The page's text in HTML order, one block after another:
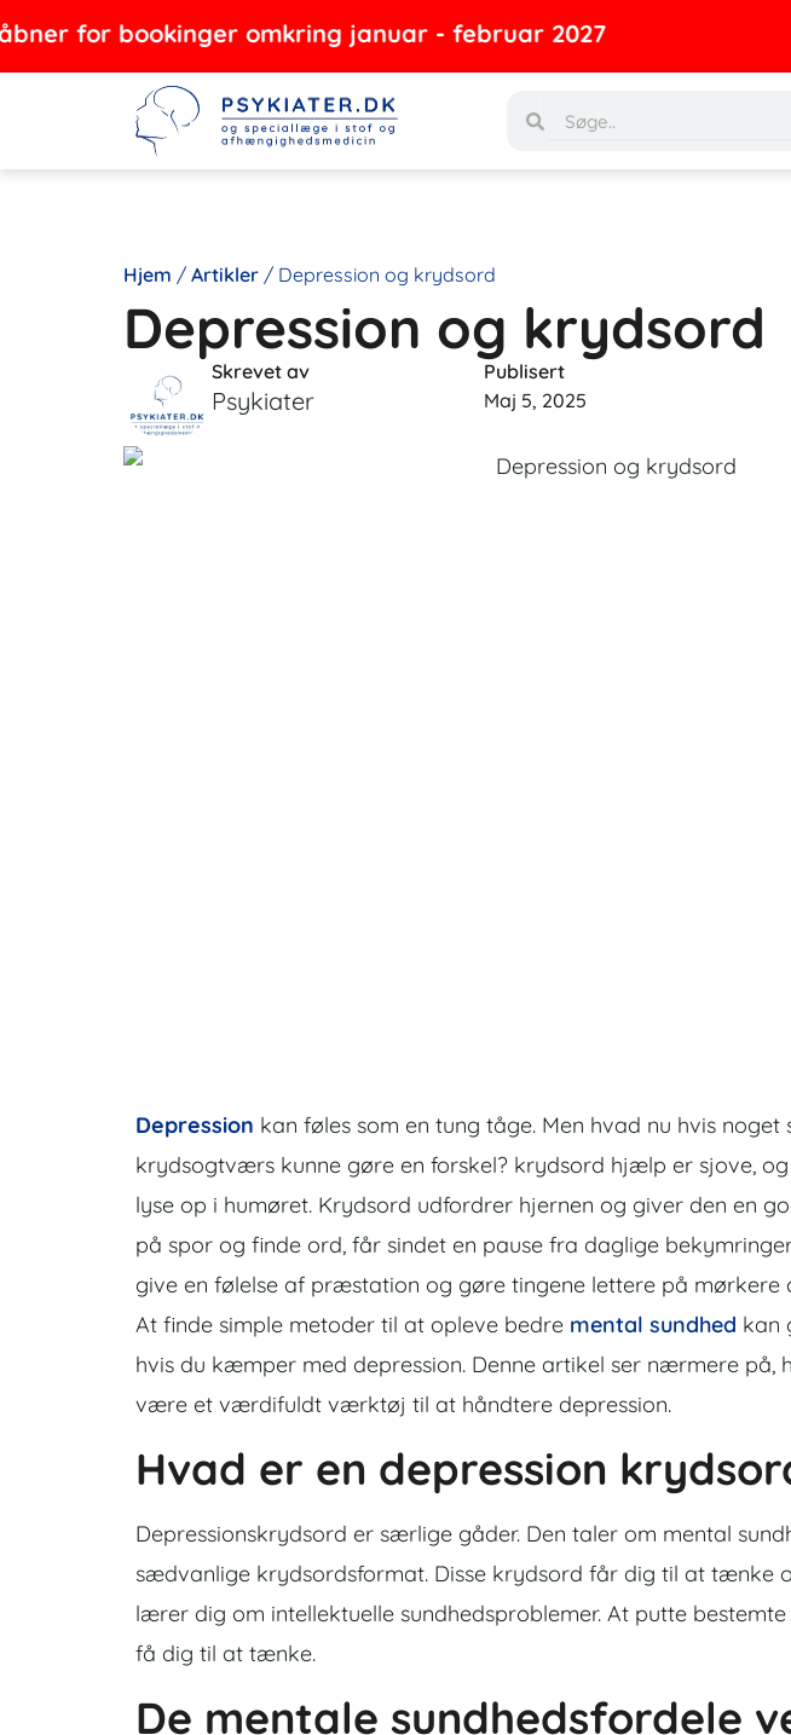
Gå
omkring januar - februar 2027
Hjem / Artikler / Depression og krydsord
Depression og krydsord
Skrevet av
Psykiater
Publisert
Maj 5, 2025
Depression kan føles som en tung tåge. Men hvad nu hvis noget
krydsogtværs kunne gøre en forskel? krydsord hjælp er sjove,
lyse op i humøret. Krydsord udfordrer hjernen og giver den en
på spor og finde ord, får sindet en pause fra daglige
give en følelse af præstation og gøre tingene lettere på mørkere
At finde simple metoder til at opleve bedre mental sundhed kan
hvis du kæmper med depression. Denne artikel ser nærmere på,
være et værdifuldt værktøj til at håndtere depression.
Hvad er en depression
Depressionskrydsord er særlige gåder. Den taler om mental
sædvanlige krydsordsformat. Disse krydsord får dig til at tænke
lærer dig om intellektuelle sundhedsproblemer. At putte
få dig til at tænke.
De mentale sundhedsfordele